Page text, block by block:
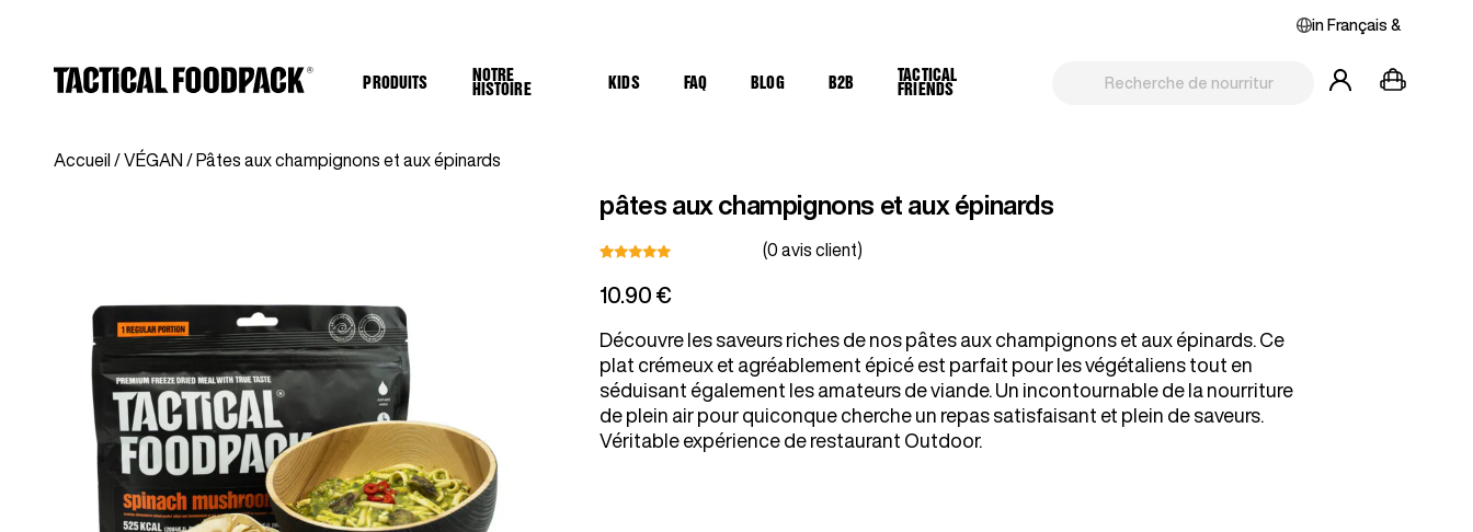
in Français &
PRODUITS NOTRE
HISTOIRE KIDS FAQ BLOG B2B TACTICAL
FRIENDS
Accueil /VÉGAN / Pâtes aux champignons et aux épinards
pâtes aux champignons et aux épinards
sur 5
sur
notation
client
(0 avis client)
10.90€
Découvre les saveurs riches de nos pâtes aux champignons et aux épinards. Ce
plat crémeux et agréablement épicé est parfait pour les végétaliens tout en
séduisant également les amateurs de viande. Un incontournable de la nourriture
de plein air pour quiconque cherche un repas satisfaisant et plein de saveurs.
Véritable expérience de restaurant Outdoor.